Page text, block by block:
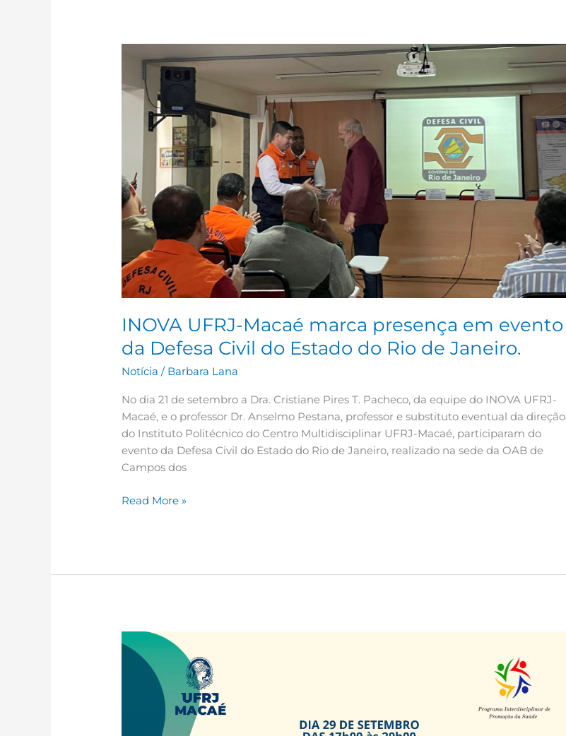
INOVA UFRJ-Macaé marca presença em evento
da Defesa Civil do Estado do Rio de Janeiro.
Notícia / Barbara Lana
No dia 21 de setembro a Dra. Cristiane Pires T. Pacheco, da equipe do INOVA UFRJ-
Macaé, e o professor Dr. Anselmo Pestana, professor e substituto eventual da direção
do Instituto Politécnico do Centro Multidisciplinar UFRJ-Macaé, participaram do
evento da Defesa Civil do Estado do Rio de Janeiro, realizado na sede da OAB de
Campos dos
UFRJ-
Macaé
marca
presença
Defesa
Civil
do
Estado
do
Rio
de
Read More »
Seminário
Programa
Interdisciplinar